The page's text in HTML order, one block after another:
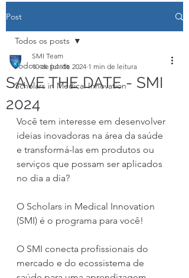
Post
Todos os posts
Scholars in Medical Innovation
Todos os posts
SAVE THE DATE - SMI
2024
SMI Team
10 de jul. de 2024 1 min de leitura
Você tem interesse em desenvolver
ideias inovadoras na área da saúde
e transformá-las em produtos ou
serviços que possam ser aplicados
no dia a dia?
O Scholars in Medical Innovation
(SMI) é o programa para você!
O SMI conecta profissionais do
mercado e do ecossistema de